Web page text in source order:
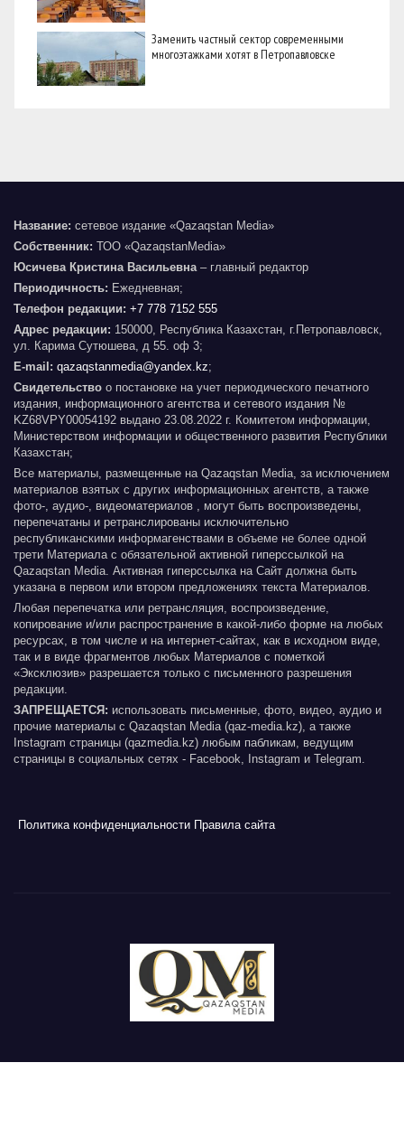
Заменить частный сектор современными
многоэтажками хотят в Петропавловске
Название: сетевое издание «Qazaqstan Media»
Собственник: ТОО «QazaqstanMedia»
Юсичева Кристина Васильевна – главный редактор
Периодичность: Ежедневная;
Телефон редакции: +7 778 7152 555
Адрес редакции: 150000, Республика Казахстан, г.Петропавловск,
ул. Карима Сутюшева, д 55. оф 3;
E-mail: qazaqstanmedia@yandex.kz;
Свидетельство о постановке на учет периодического печатного
издания, информационного агентства и сетевого издания №
KZ68VPY00054192 выдано 23.08.2022 г. Комитетом информации,
Министерством информации и общественного развития Республики
Казахстан;
Все материалы, размещенные на Qazaqstan Media, за исключением
материалов взятых с других информационных агентств, а также
фото-, аудио-, видеоматериалов , могут быть воспроизведены,
перепечатаны и ретранслированы исключительно
республиканскими информагенствами в объеме не более одной
трети Материала с обязательной активной гиперссылкой на
Qazaqstan Media. Активная гиперссылка на Сайт должна быть
указана в первом или втором предложениях текста Материалов.
Любая перепечатка или ретрансляция, воспроизведение,
копирование и/или распространение в какой-либо форме на любых
ресурсах, в том числе и на интернет-сайтах, как в исходном виде,
так и в виде фрагментов любых Материалов с пометкой
«Эксклюзив» разрешается только с письменного разрешения
редакции.
ЗАПРЕЩАЕТСЯ: использовать письменные, фото, видео, аудио и
прочие материалы с Qazaqstan Media (qaz-media.kz), а также
Instagram страницы (qazmedia.kz) любым пабликам, ведущим
страницы в социальных сетях - Facebook, Instagram и Telegram.
Политика конфиденциальности Правила сайта